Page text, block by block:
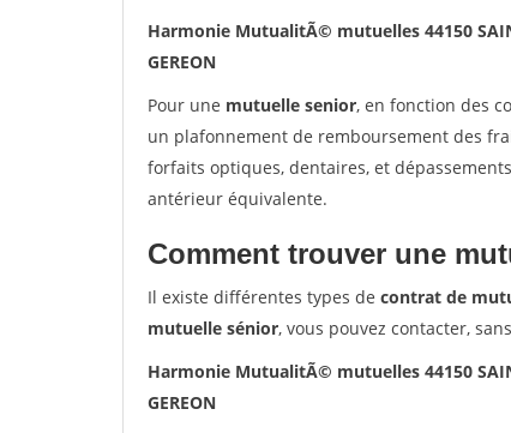
Harmonie MutualitÃ© mutuelles 44150
GEREON
Pour une mutuelle senior, en fonction des
un plafonnement de remboursement des
forfaits optiques, dentaires, et
antérieur équivalente.
Comment trouver une
Il existe différentes types de contrat de
mutuelle sénior, vous pouvez contacter,
Harmonie MutualitÃ© mutuelles 44150
GEREON